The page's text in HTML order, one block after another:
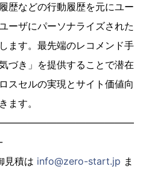
歴などの行動履歴を元にユー
ーザにパーソナライズされた
ます。最先端のレコメンド手
づき」を提供することで潜在
スセルの実現とサイト価値向
ます。
見積は info@zero-start.jp ま